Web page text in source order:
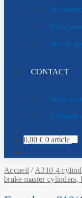
Se
Mes
Mot de
CONTACT
Nous
L’Equipe
0,00 € 0 article
Accueil / A310 4
brake master cylinders,